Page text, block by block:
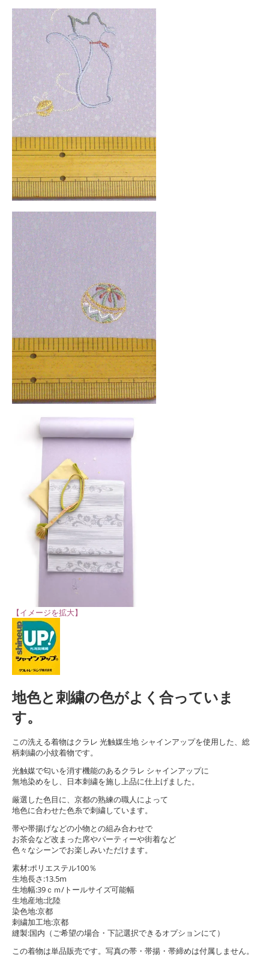
【イメージを拡大】
地色と刺繍の色がよく合っていま
す。
この洗える着物はクラレ 光触媒生地 シャインアップを使用した、総
柄刺繍の小紋着物です。
光触媒で匂いを消す機能のあるクラレ シャインアップに
無地染めをし、日本刺繍を施し上品に仕上げました。
厳選した色目に、京都の熟練の職人によって
地色に合わせた色糸で刺繍しています。
帯や帯揚げなどの小物との組み合わせで
お茶会など改まった席やパーティーや街着など
色々なシーンでお楽しみいただけます。
素材:ポリエステル100％
生地長さ:13.5m
生地幅:39ｃｍ/トールサイズ可能幅
生地産地:北陸
染色地:京都
刺繍加工地:京都
縫製:国内（ご希望の場合・下記選択できるオプションにて）
この着物は単品販売です。写真の帯・帯揚・帯締めは付属しません。